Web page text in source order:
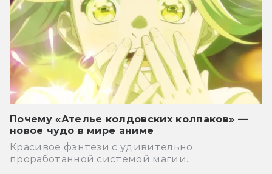
Почему «Ателье колдовских колпаков» —
новое чудо в мире аниме
Красивое фэнтези с удивительно
проработанной системой магии.